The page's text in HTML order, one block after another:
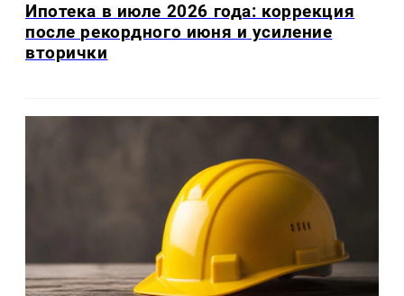
Ипотека в июле 2026 года: коррекция
после рекордного июня и усиление
вторички